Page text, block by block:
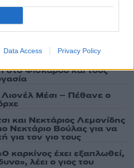
Data Access Privacy Policy
και Αλεξάνδρα
τους
στο Φισκάρδο και τους
Λιονέλ Μέσι – Πέθανε ο
και Νεκτάριος Λεμονίδης
Νεκτάριο Βούλας για να
για τον γιο τους
καρκίνος έχει εξαπλωθεί,
λέει ο γιος του